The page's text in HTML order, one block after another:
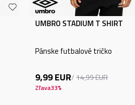
UMBRO STADIUM T SHIRT
Pánske futbalové tričko
9,99EUR 14,99EUR
Zľava33%